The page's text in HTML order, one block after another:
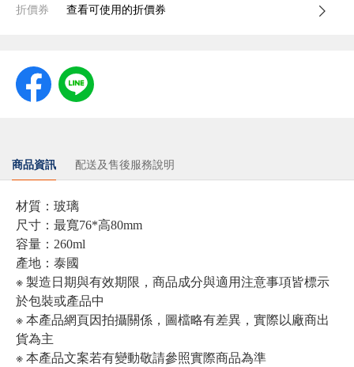
折價券 查看可使用的折價券
商品資訊 配送及售後服務說明
材質：玻璃
尺寸：最寬76*高80mm
容量：260ml
產地：泰國
※ 製造日期與有效期限，商品成分與適用注意事項皆標示
於包裝或產品中
※ 本產品網頁因拍攝關係，圖檔略有差異，實際以廠商出
貨為主
※ 本產品文案若有變動敬請參照實際商品為準